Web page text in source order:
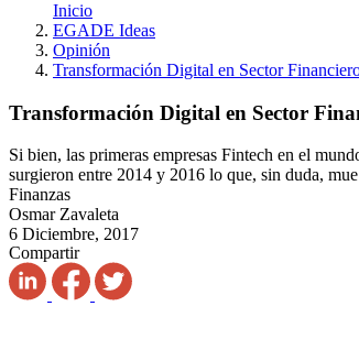
Inicio
EGADE Ideas
Opinión
Transformación Digital en Sector
Transformación Digital en Sector
Si bien, las primeras empresas Fintech en el
surgieron entre 2014 y 2016 lo que, sin duda, mue
Finanzas
Osmar Zavaleta
6 Diciembre, 2017
Compartir